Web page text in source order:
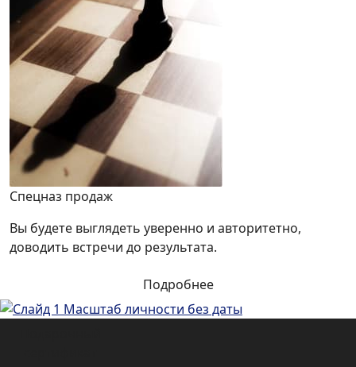
Спецназ продаж
Вы будете выглядеть уверенно и авторитетно,
доводить встречи до результата.
Подробнее